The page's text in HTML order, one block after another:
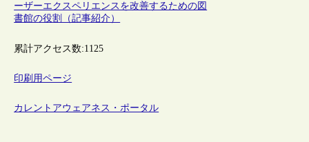
ーザーエクスペリエンスを改善するための図
書館の役割（記事紹介）
累計アクセス数:1125
印刷用ページ
カレントアウェアネス・ポータル